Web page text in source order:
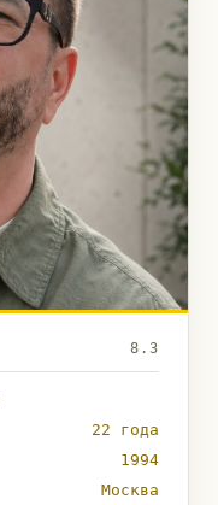
8.3
22 года
1994
Москва